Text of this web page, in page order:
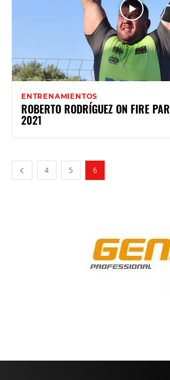
ENTRENAMIENTOS
ROBERTO RODRÍGUEZ ON FIRE
2021
4 5 6